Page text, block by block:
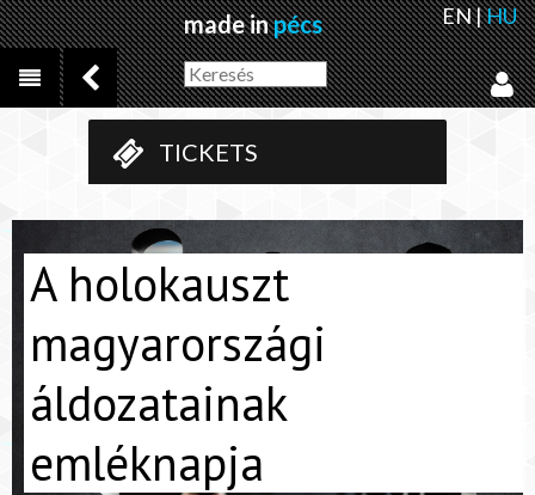
made inpécs EN|HU
TICKETS
A holokauszt
magyarországi
áldozatainak
emléknapja